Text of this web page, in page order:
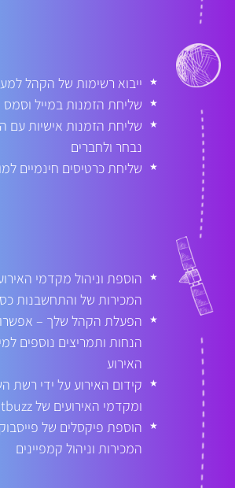
★ ייבוא רשימות של הקהל
★ שליחת הזמנות במייל וסמס
★
שליחת הזמנות אישיות עם
נבחר ולחברים
★ שליחת כרטיסים חינמיים
★
הוספת וניהול מקדמי
המכירות של והתחשבנות
★
הפעלת הקהל שלך –
הנחות ותמריצים נוספים
האירוע
★
קידום האירוע על ידי רשת
ומקדמי האירועים של eventbuzz
★
הוספת פיקסלים של פייסבוק
המכירות וניהול קמפיינים